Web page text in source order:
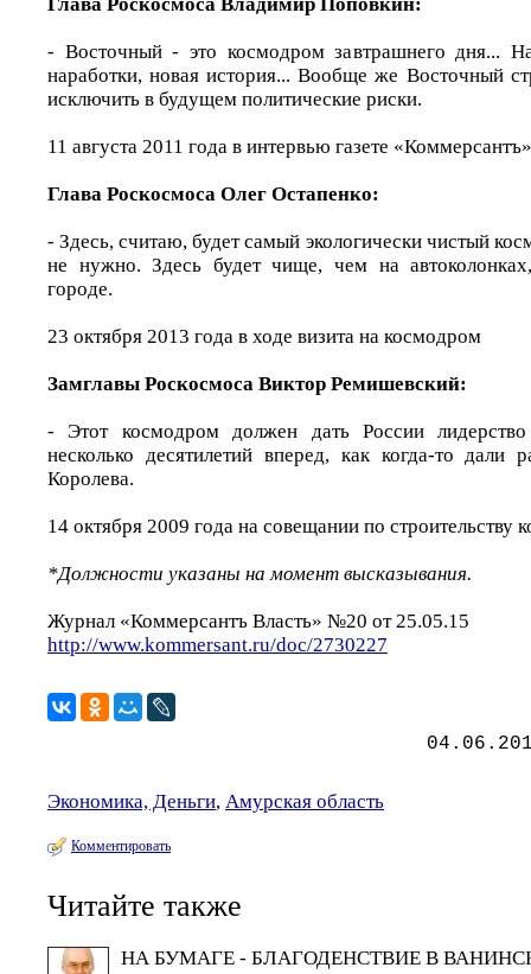
- Восточный - это космодром завтрашнего дня...
наработки, новая история... Вообще же Восточный
исключить в будущем политические риски.
11 августа 2011 года в интервью газете «Коммерсантъ»
Глава Роскосмоса Олег Остапенко:
- Здесь, считаю, будет самый экологически чистый
не нужно. Здесь будет чище, чем на
городе.
23 октября 2013 года в ходе визита на космодром
Замглавы Роскосмоса Виктор Ремишевский:
- Этот космодром должен дать России
несколько десятилетий вперед, как когда-то дали
Королева.
14 октября 2009 года на совещании по строительству
*Должности указаны на момент высказывания.
Журнал «Коммерсантъ Власть» №20 от 25.05.15
http://www.kommersant.ru/doc/2730227
Экономика, Деньги, Амурская область
Комментировать
Читайте также
НА БУМАГЕ - БЛАГОДЕНСТВИЕ В